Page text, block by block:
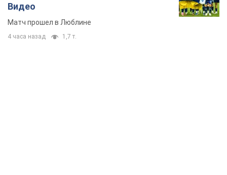
Видео
Матч прошел в Люблине
4 часа назад 1,7 т.